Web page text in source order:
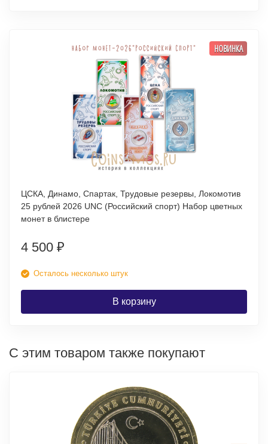
НОВИНКА
ЦСКА, Динамо, Спартак, Трудовые резервы, Локомотив
25 рублей 2026 UNC (Российский спорт) Набор цветных
монет в блистере
4 500 ₽
Осталось несколько штук
В корзину
С этим товаром также покупают